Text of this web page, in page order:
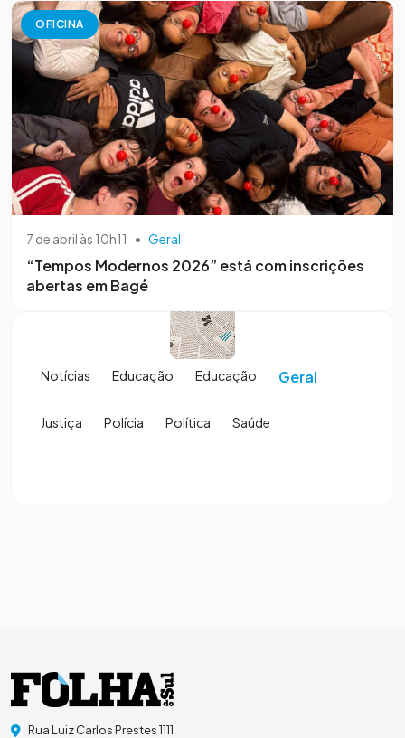
OFICINA
7 de abril às 10h11 • Geral
“Tempos Modernos 2026” está com inscrições
abertas em Bagé
Notícias Educação Educação Geral
Justiça Polícia Política Saúde
Rua Luiz Carlos Prestes 1111